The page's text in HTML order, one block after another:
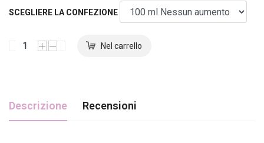
SCEGLIERE LA CONFEZIONE
Descrizione Recensioni